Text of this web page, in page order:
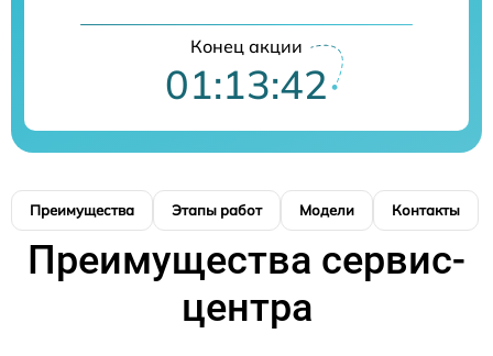
Конец акции
01:13:41
Преимущества Этапы работ Модели Контакты
Преимущества сервис-
центра